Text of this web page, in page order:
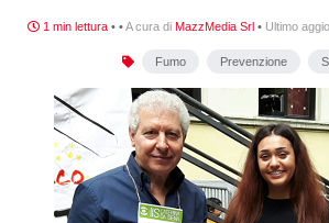
1 min lettura • •A cura di MazzMedia Srl • Ultimo
Fumo Prevenzione